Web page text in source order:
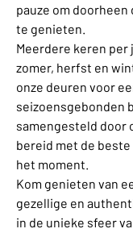
pauze om doorheen
te genieten.
Meerdere keren per
zomer, herfst en
onze deuren voor
seizoensgebonden
samengesteld door
bereid met de
het moment.
Kom genieten van
gezellige en
in de unieke sfeer